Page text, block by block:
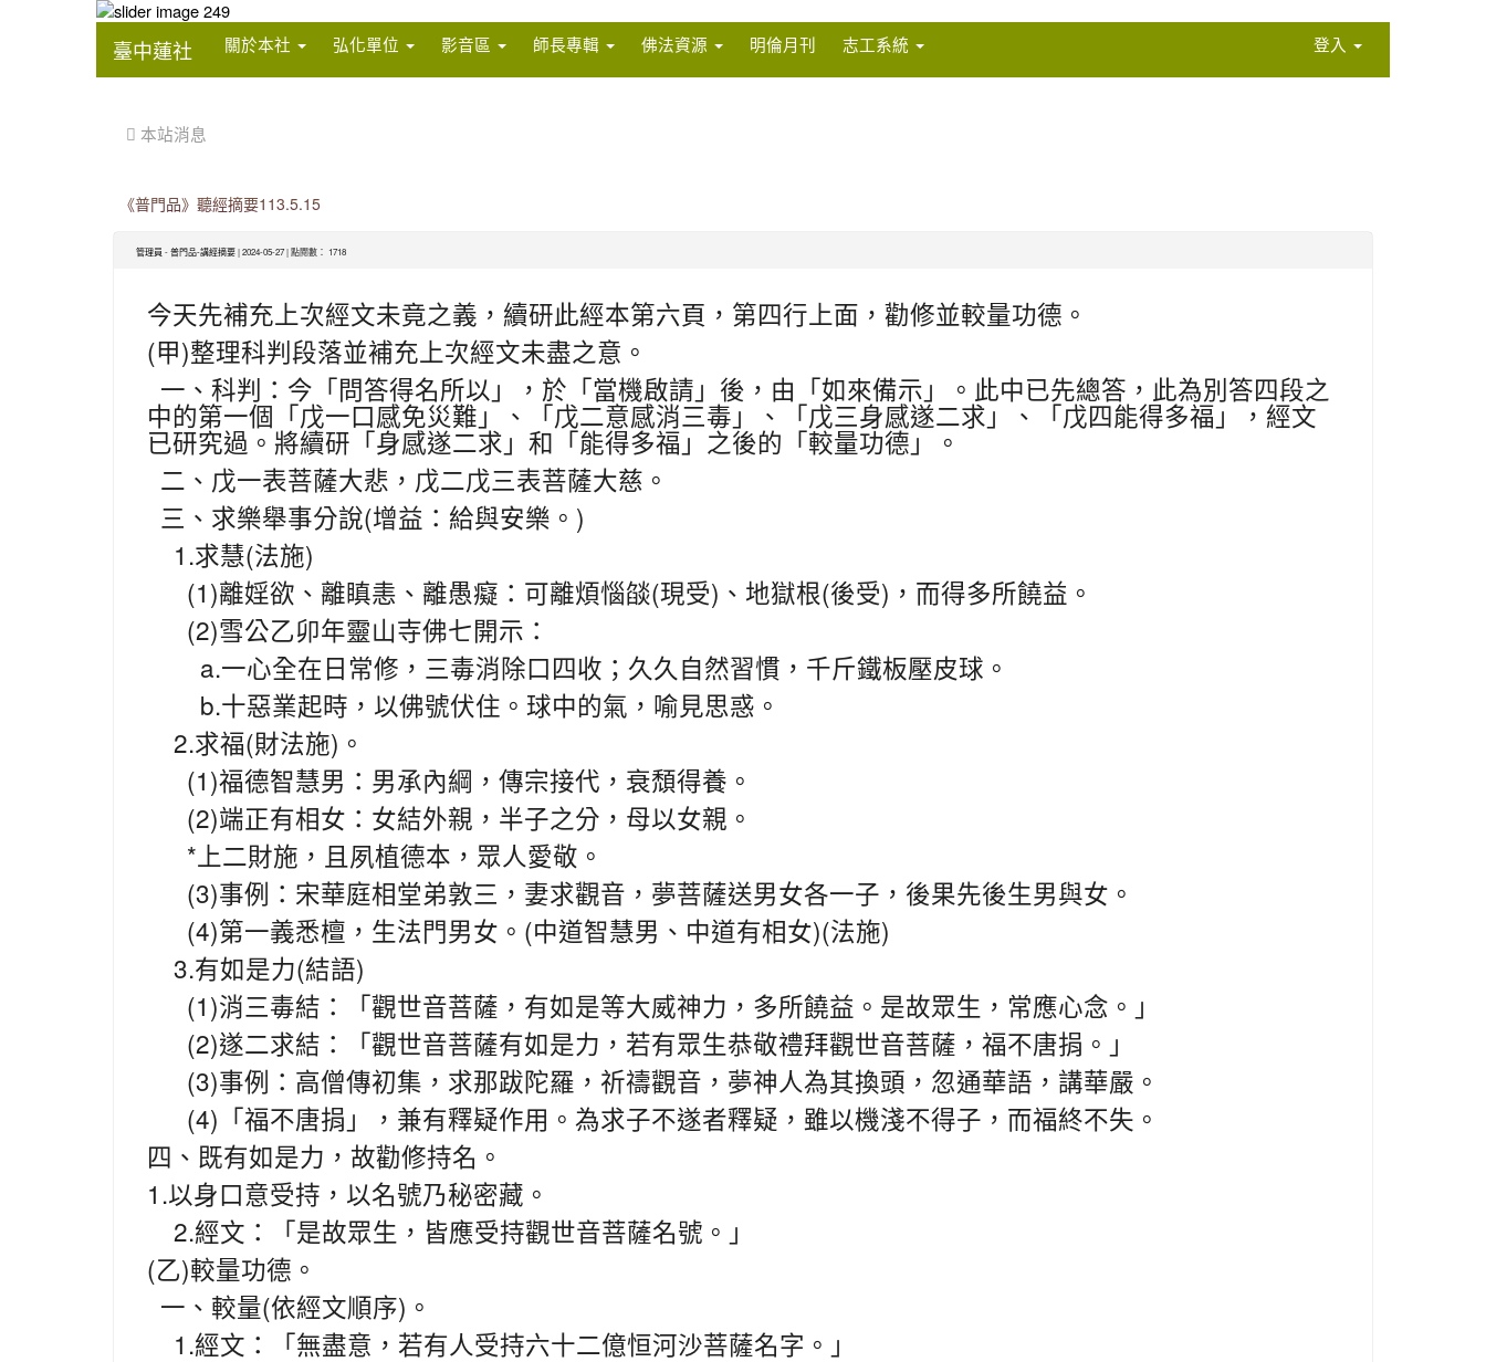
臺中蓮社 關於本社 弘化單位 影音區 師長專輯 佛法資源 明倫月刊 志工系統 登入
 本站消息
《普門品》聽經摘要113.5.15
管理員 -普門品-講經摘要| 2024-05-27 | 點閱數： 1718
今天先補充上次經文未竟之義，續研此經本第六頁，第四行上面，勸修並較量功德。
(甲)整理科判段落並補充上次經文未盡之意。
一、科判：今「問答得名所以」，於「當機啟請」後，由「如來備示」。此中已先總答，此為別答四段之
中的第一個「戊一口感免災難」、「戊二意感消三毒」、「戊三身感遂二求」、「戊四能得多福」，經文
已研究過。將續研「身感遂二求」和「能得多福」之後的「較量功德」。
二、戊一表菩薩大悲，戊二戊三表菩薩大慈。
三、求樂舉事分說(增益：給與安樂。 )
1.求慧(法施)
(1)離婬欲、離瞋恚、離愚癡：可離煩惱燄(現受) 、地獄根(後受) ，而得多所饒益。
(2)雪公乙卯年靈山寺佛七開示：
a.一心全在日常修，三毒消除口四收；久久自然習慣，千斤鐵板壓皮球。
b.十惡業起時，以佛號伏住。球中的氣，喻見思惑。
2.求福(財法施) 。
(1)福德智慧男：男承內綱，傳宗接代，衰頹得養。
(2)端正有相女：女結外親，半子之分，母以女親。
*上二財施，且夙植德本，眾人愛敬。
(3)事例：宋華庭相堂弟敦三，妻求觀音，夢菩薩送男女各一子，後果先後生男與女。
(4)第一義悉檀，生法門男女。 (中道智慧男、中道有相女)(法施)
3.有如是力(結語)
(1)消三毒結：「觀世音菩薩，有如是等大威神力，多所饒益。是故眾生，常應心念。」
(2)遂二求結：「觀世音菩薩有如是力，若有眾生恭敬禮拜觀世音菩薩，福不唐捐。」
(3)事例：高僧傳初集，求那跋陀羅，祈禱觀音，夢神人為其換頭，忽通華語，講華嚴。
(4) 「福不唐捐」，兼有釋疑作用。為求子不遂者釋疑，雖以機淺不得子，而福終不失。
四、既有如是力，故勸修持名。
1.以身口意受持，以名號乃秘密藏。
2.經文：「是故眾生，皆應受持觀世音菩薩名號。」
(乙)較量功德。
一、較量(依經文順序) 。
1.經文：「無盡意，若有人受持六十二億恒河沙菩薩名字。」